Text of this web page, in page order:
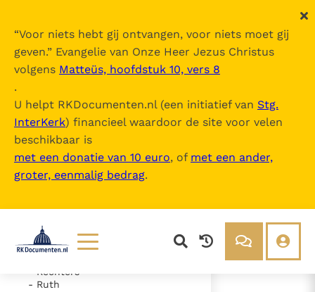
“Voor niets hebt gij ontvangen, voor niets moet gij
geven.” Evangelie van Onze Heer Jezus Christus
volgens Matteüs, hoofdstuk 10, vers 8
.
U helpt RKDocumenten.nl (een initiatief van Stg.
InterKerk) financieel waardoor de site voor velen
beschikbaar is
met een donatie van 10 euro, of met een ander,
groter, eenmalig bedrag.
Lezen Over ons
De Bijbel
Inhoudsopgave
uitklappen
- Oude Testament
- Exodus
- Numeri
- Deuteronomium
- Rechters
- Ruth